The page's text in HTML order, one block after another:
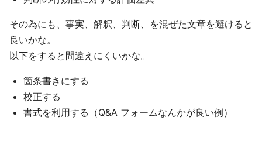
その為にも、事実、解釈、判断、を混ぜた文章を避けると
良いかな。
以下をすると間違えにくいかな。
箇条書きにする
校正する
書式を利用する（Q&A フォームなんかが良い例）